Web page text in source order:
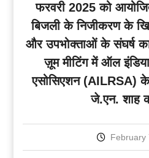
फरवरी 2025 को
बिजली के निजीकरण के
और उपभोक्ताओं के संघर्ष
ज़ूम मीटिंग में ऑल
एसोसिएशन (AILRSA) के
जे.एन. शाह
February